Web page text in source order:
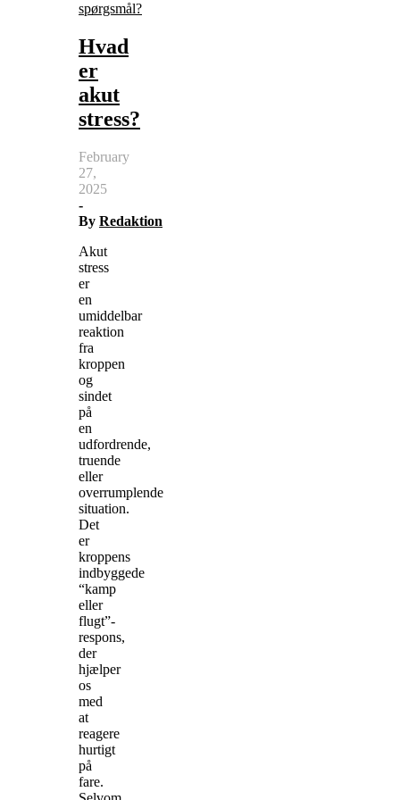
spørgsmål?
Hvad
er
akut
stress?
February
27,
2025
-
By Redaktion
Akut
stress
er
en
umiddelbar
reaktion
fra
kroppen
og
sindet
på
en
udfordrende,
truende
eller
overrumplende
situation.
Det
er
kroppens
indbyggede
“kamp
eller
flugt”-
respons,
der
hjælper
os
med
at
reagere
hurtigt
på
fare.